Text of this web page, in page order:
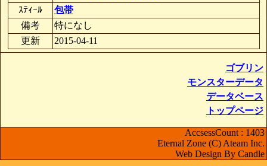
ｽﾃｨｰﾙ
包帯
備考
特になし
更新
2015-04-11
ゴブリン
モンスターデータ
データベース
トップページ
AccsessCount : 1403
Eternal Zone (C) Ateam Inc.
Web Design By Candle